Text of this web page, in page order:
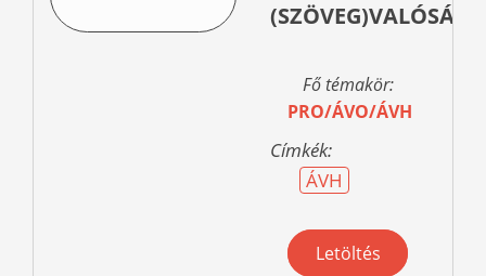
Fő témakör:
PRO/ÁVO/ÁVH
Címkék:
ÁVH
Letöltés